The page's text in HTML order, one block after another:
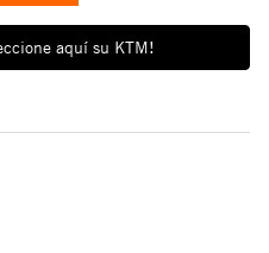
aquí su KTM!